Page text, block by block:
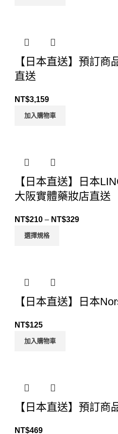
【日本直送】預訂
直送
NT$3,159
加入購物車
【日本直送】日本
大阪實體藥妝店直送
NT$210 – NT$329
選擇規格
【日本直送】日本
NT$125
加入購物車
【日本直送】預訂
NT$469